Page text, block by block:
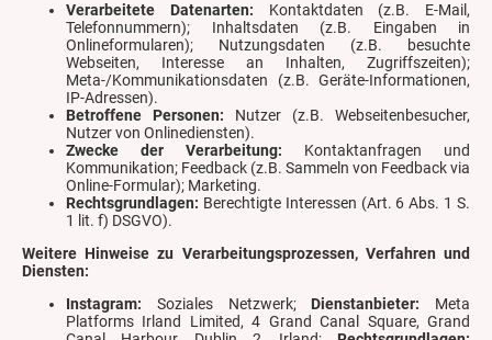
Verarbeitete Datenarten: Kontaktdaten (z.B. E-Mail,
Telefonnummern); Inhaltsdaten (z.B. Eingaben in
Onlineformularen); Nutzungsdaten (z.B. besuchte
Webseiten, Interesse an Inhalten, Zugriffszeiten);
Meta-/Kommunikationsdaten (z.B. Geräte-Informationen,
IP-Adressen).
Betroffene Personen: Nutzer (z.B. Webseitenbesucher,
Nutzer von Onlinediensten).
Zwecke der Verarbeitung: Kontaktanfragen und
Kommunikation; Feedback (z.B. Sammeln von Feedback via
Online-Formular); Marketing.
Rechtsgrundlagen: Berechtigte Interessen (Art. 6 Abs. 1 S.
1 lit. f) DSGVO).
Weitere Hinweise zu Verarbeitungsprozessen, Verfahren und
Diensten:
Instagram: Soziales Netzwerk; Dienstanbieter: Meta
Platforms Irland Limited, 4 Grand Canal Square, Grand